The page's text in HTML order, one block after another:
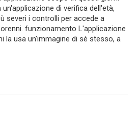
di verifica dell'età,
severi i controlli per accede a
funzionamento L'applicazione
la usa un'immagine di sé stesso, a